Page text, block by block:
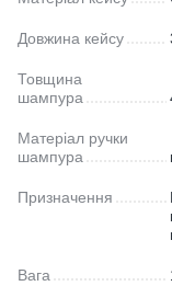
Довжина кейсу
Товщина
шампура
Матеріал ручки
шампура
Призначення
Вага